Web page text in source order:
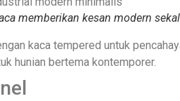
memberikan kesan modern
kaca tempered untuk
hunian bertema kontemporer.